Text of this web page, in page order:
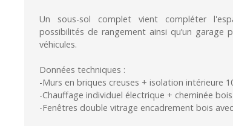
Un sous-sol complet vient compléter
possibilités de rangement ainsi qu’un
véhicules.
Données techniques :
-Murs en briques creuses + isolation intérieure
-Chauffage individuel électrique + cheminée
-Fenêtres double vitrage encadrement bois